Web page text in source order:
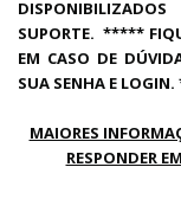
SUPORTE. *****
EM CASO DE
SUA SENHA E
MAIORES
RESPONDER